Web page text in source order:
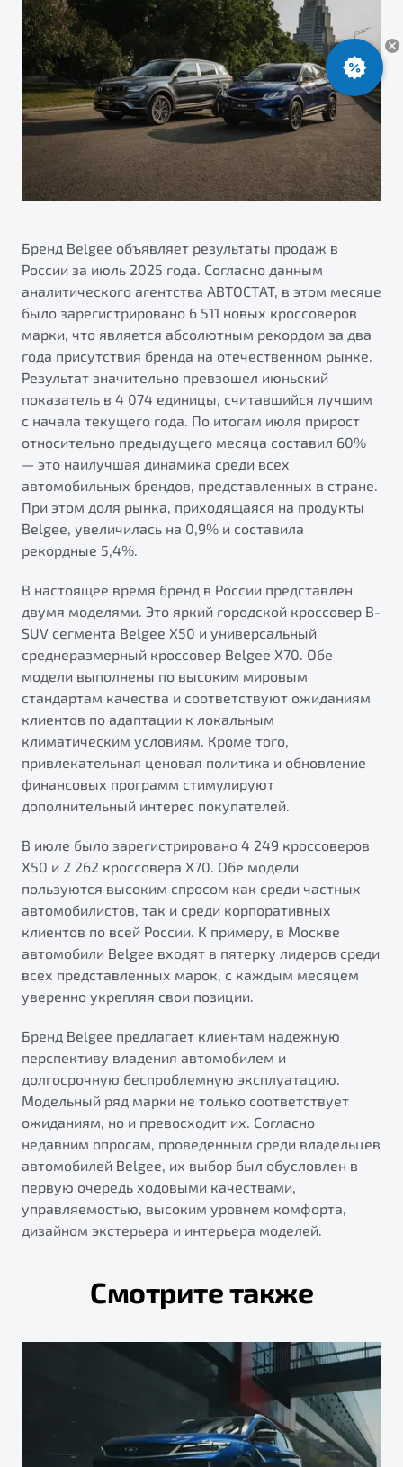
Яркий кроссовер
от 2 219 990 ₽*
В наличии
S50
Элегантный и практичный седан
от 1 699 990 ₽*
Обзор В наличии
X70
Универсальный кроссовер
от 2 499 990 ₽*
Обзор В наличии
Автокредит
Трейд-ин
Страхование
Расчет КАСКО
Узнайте о специальных выгодах при покупке
автомобиля Belgee
Подробно
Автомобили в наличии
Тест-драйв
Спецпредложения
ПОДДЕРЖКА
Гарантия Belgee
Клиентская поддержка
Помощь на дорогах
Belgee Линк
Belgee Клуб
Реферальная программа
Будьте еще более уверены на дорогах с программой
"Помощь на дорогах"
Преимущества программы
Запись на сервис
Калькулятор ТО
Клиентская поддержка
О дилерском центре
Правовая информация
Бренд Belgee объявляет результаты продаж в
России за июль 2025 года. Согласно данным
аналитического агентства АВТОСТАТ, в этом месяце
было зарегистрировано 6 511 новых кроссоверов
марки, что является абсолютным рекордом за два
года присутствия бренда на отечественном рынке.
Результат значительно превзошел июньский
показатель в 4 074 единицы, считавшийся лучшим
с начала текущего года. По итогам июля прирост
относительно предыдущего месяца составил 60%
— это наилучшая динамика среди всех
автомобильных брендов, представленных в стране.
При этом доля рынка, приходящаяся на продукты
Belgee, увеличилась на 0,9% и составила
рекордные 5,4%.
В настоящее время бренд в России представлен
двумя моделями. Это яркий городской кроссовер B-
SUV сегмента Belgee X50 и универсальный
среднеразмерный кроссовер Belgee X70. Обе
модели выполнены по высоким мировым
стандартам качества и соответствуют ожиданиям
клиентов по адаптации к локальным
климатическим условиям. Кроме того,
привлекательная ценовая политика и обновление
финансовых программ стимулируют
дополнительный интерес покупателей.
В июле было зарегистрировано 4 249 кроссоверов
X50 и 2 262 кроссовера X70. Обе модели
пользуются высоким спросом как среди частных
автомобилистов, так и среди корпоративных
клиентов по всей России. К примеру, в Москве
автомобили Belgee входят в пятерку лидеров среди
всех представленных марок, с каждым месяцем
уверенно укрепляя свои позиции.
Бренд Belgee предлагает клиентам надежную
перспективу владения автомобилем и
долгосрочную беспроблемную эксплуатацию.
Модельный ряд марки не только соответствует
ожиданиям, но и превосходит их. Согласно
недавним опросам, проведенным среди владельцев
автомобилей Belgee, их выбор был обусловлен в
первую очередь ходовыми качествами,
управляемостью, высоким уровнем комфорта,
дизайном экстерьера и интерьера моделей.
Смотрите также